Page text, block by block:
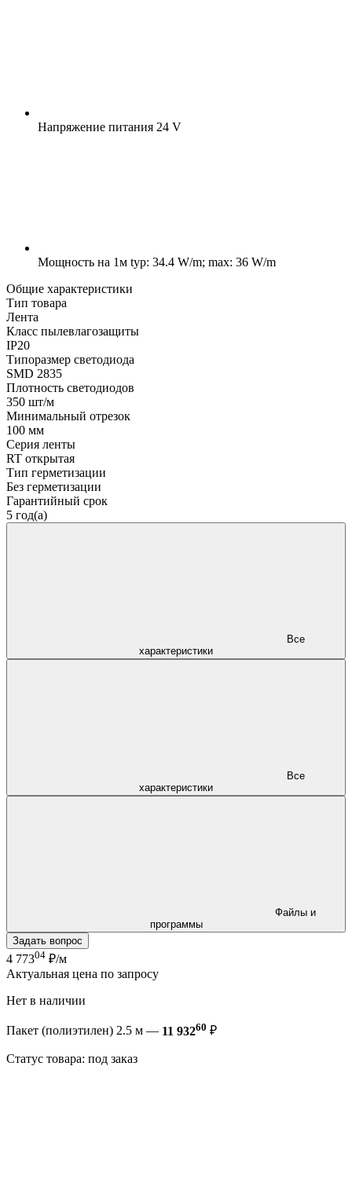
Напряжение питания 24 V
Мощность на 1м typ: 34.4 W/m; max: 36 W/m
Общие характеристики
Тип товара
Лента
Класс пылевлагозащиты
IP20
Типоразмер светодиода
SMD 2835
Плотность светодиодов
350 шт/м
Минимальный отрезок
100 мм
Серия ленты
RT открытая
Тип герметизации
Без герметизации
Гарантийный срок
5 год(а)
характеристики
характеристики
программы
Задать вопрос
4 77304 ₽/м
Актуальная цена по запросу
Нет в наличии
Пакет (полиэтилен) 2.5 м — 11 93260 ₽
Статус товара: под заказ